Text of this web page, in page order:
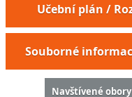
Učební plán /
Souborné
Navštívené obory